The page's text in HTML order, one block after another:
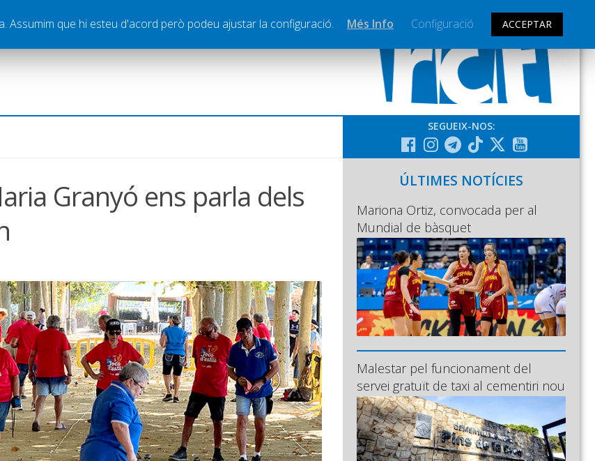
Publicitat Contacte
Granyó ens parla dels
SEGUEIX-NOS:
ÚLTIMES NOTÍCIES
Mariona Ortiz, convocada per al
Mundial de bàsquet
Malestar pel funcionament del
servei gratuït de taxi al cementiri nou
Assumim que hi esteu d'acord però podeu ajustar la configuració. Més Info Configuració ACCEPTAR